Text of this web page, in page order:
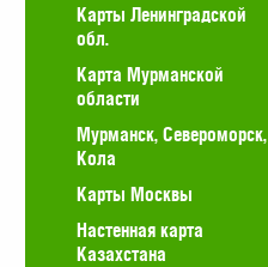
Карты Ленинградской
обл.
Карта Мурманской
области
Мурманск, Североморск,
Кола
Карты Москвы
Настенная карта
Казахстана